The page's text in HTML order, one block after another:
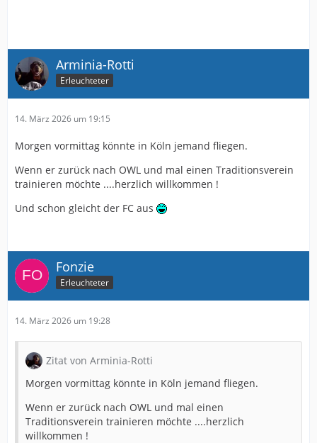
Arminia-Rotti
Erleuchteter
14. März 2026 um 19:15
Morgen vormittag könnte in Köln jemand fliegen.
Wenn er zurück nach OWL und mal einen Traditionsverein
trainieren möchte ....herzlich willkommen !
Und schon gleicht der FC aus
Fonzie
Erleuchteter
14. März 2026 um 19:28
Zitat von Arminia-Rotti
Morgen vormittag könnte in Köln jemand fliegen.
Wenn er zurück nach OWL und mal einen
Traditionsverein trainieren möchte ....herzlich
willkommen !